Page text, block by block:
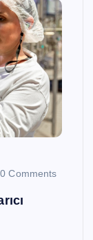
0 Comments